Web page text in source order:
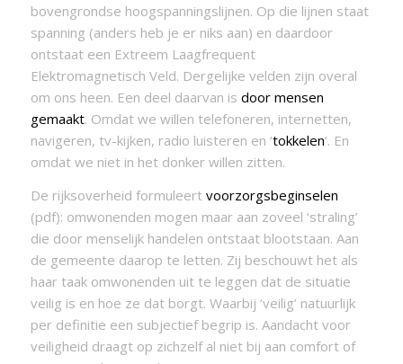
bovengrondse hoogspanningslijnen. Op die lijnen staat
spanning (anders heb je er niks aan) en daardoor
ontstaat een Extreem Laagfrequent
Elektromagnetisch Veld. Dergelijke velden zijn overal
om ons heen. Een deel daarvan is door mensen
gemaakt. Omdat we willen telefoneren, internetten,
navigeren, tv-kijken, radio luisteren en ‘tokkelen‘. En
omdat we niet in het donker willen zitten.
De rijksoverheid formuleert voorzorgsbeginselen
(pdf): omwonenden mogen maar aan zoveel ‘straling’
die door menselijk handelen ontstaat blootstaan. Aan
de gemeente daarop te letten. Zij beschouwt het als
haar taak omwonenden uit te leggen dat de situatie
veilig is en hoe ze dat borgt. Waarbij ‘veilig’ natuurlijk
per definitie een subjectief begrip is. Aandacht voor
veiligheid draagt op zichzelf al niet bij aan comfort of